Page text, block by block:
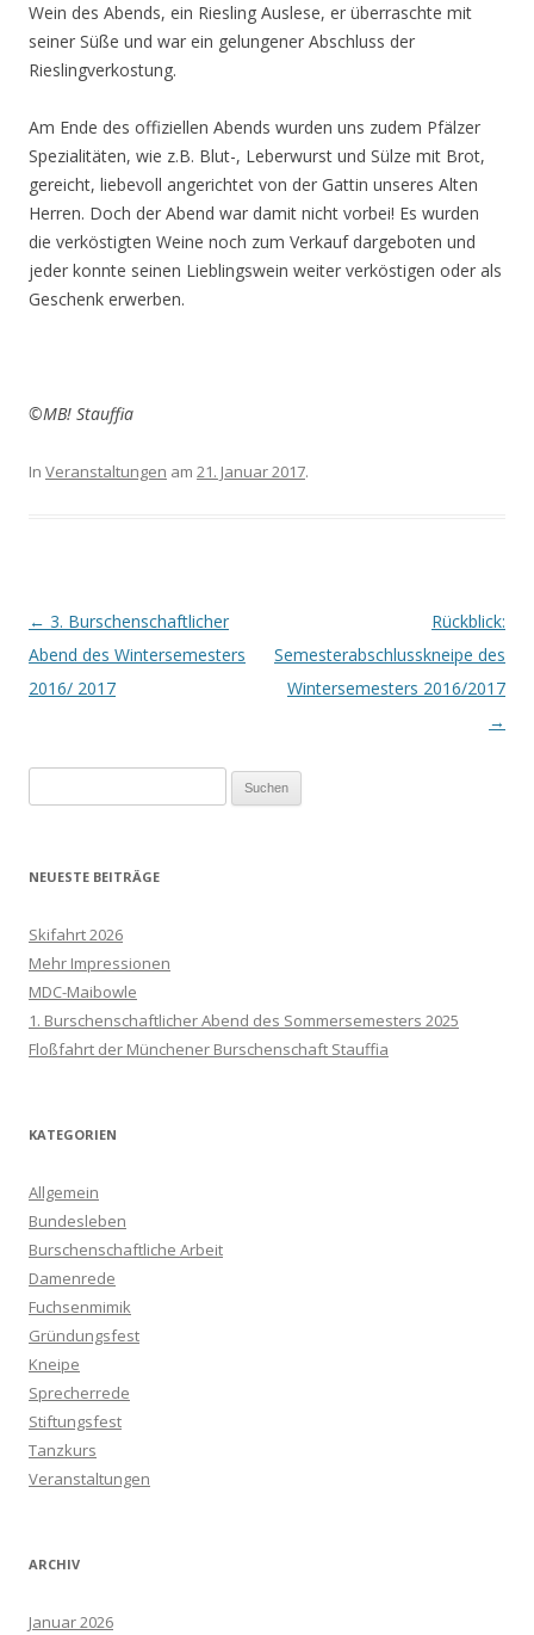
Wein des Abends, ein Riesling Auslese, er überraschte mit
seiner Süße und war ein gelungener Abschluss der
Rieslingverkostung.
Am Ende des offiziellen Abends wurden uns zudem Pfälzer
Spezialitäten, wie z.B. Blut-, Leberwurst und Sülze mit Brot,
gereicht, liebevoll angerichtet von der Gattin unseres Alten
Herren. Doch der Abend war damit nicht vorbei! Es wurden
die verköstigten Weine noch zum Verkauf dargeboten und
jeder konnte seinen Lieblingswein weiter verköstigen oder als
Geschenk erwerben.
©MB! Stauffia
In Veranstaltungen am 21. Januar 2017.
Beitrags-Navigation
← 3. Burschenschaftlicher
Abend des Wintersemesters
2016/ 2017
Rückblick:
Semesterabschlusskneipe des
Wintersemesters 2016/2017
→
nach:
NEUESTE BEITRÄGE
Skifahrt 2026
Mehr Impressionen
MDC-Maibowle
1. Burschenschaftlicher Abend des Sommersemesters 2025
Floßfahrt der Münchener Burschenschaft Stauffia
KATEGORIEN
Allgemein
Bundesleben
Burschenschaftliche Arbeit
Damenrede
Fuchsenmimik
Gründungsfest
Kneipe
Sprecherrede
Stiftungsfest
Tanzkurs
Veranstaltungen
ARCHIV
Januar 2026